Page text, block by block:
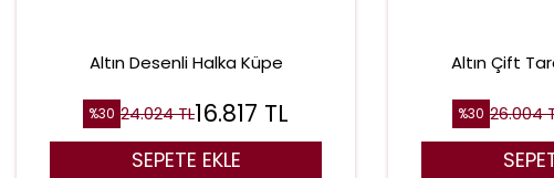
Altın Desenli Halka Küpe
%30 24.024TL16.817 TL
SEPETE EKLE
Altın Çift
%30 26.004